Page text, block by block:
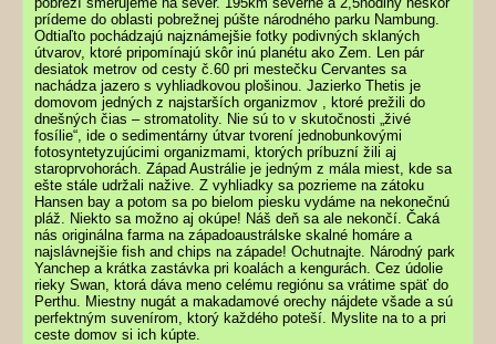
prídeme do oblasti pobrežnej púšte národného parku Nambung.
Odtiaľto pochádzajú najznámejšie fotky podivných sklaných
útvarov, ktoré pripomínajú skôr inú planétu ako Zem. Len pár
desiatok metrov od cesty č.60 pri mestečku Cervantes sa
nachádza jazero s vyhliadkovou plošinou. Jazierko Thetis je
domovom jedných z najstarších organizmov , ktoré prežili do
dnešných čias – stromatolity. Nie sú to v skutočnosti „živé
fosílie“, ide o sedimentárny útvar tvorení jednobunkovými
fotosyntetyzujúcimi organizmami, ktorých príbuzní žili aj
staroprvohorách. Západ Austrálie je jedným z mála miest, kde sa
ešte stále udržali nažive. Z vyhliadky sa pozrieme na zátoku
Hansen bay a potom sa po bielom piesku vydáme na nekonečnú
pláž. Niekto sa možno aj okúpe! Náš deň sa ale nekončí. Čaká
nás originálna farma na západoaustrálske skalné homáre a
najslávnejšie fish and chips na západe! Ochutnajte. Národný park
Yanchep a krátka zastávka pri koalách a kengurách. Cez údolie
rieky Swan, ktorá dáva meno celému regiónu sa vrátime späť do
Perthu. Miestny nugát a makadamové orechy nájdete všade a sú
perfektným suvenírom, ktorý každého poteší. Myslite na to a pri
ceste domov si ich kúpte.